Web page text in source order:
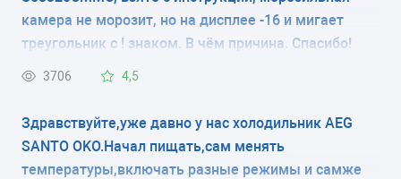
No Frost
РАЗМОРАЖИВАНИЕ ХОЛОДИЛЬНОЙ КАМЕРЫ
капельная система
ЭНЕРГОПОТРЕБЛЕНИЕ
камера не морозит, но на дисплее -16 и мигает
треугольник с ! знаком. В чём причина. Спасибо!
3706 4,5
Здравствуйте,уже давно у нас холодильник AEG
SANTO OKO.Начал пищать,сам менять
температуры,включать разные режимы и самже